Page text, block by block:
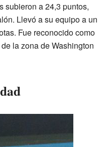
subieron a 24,3 puntos,
Llevó a su equipo a un
Fue reconocido como
la zona de Washington